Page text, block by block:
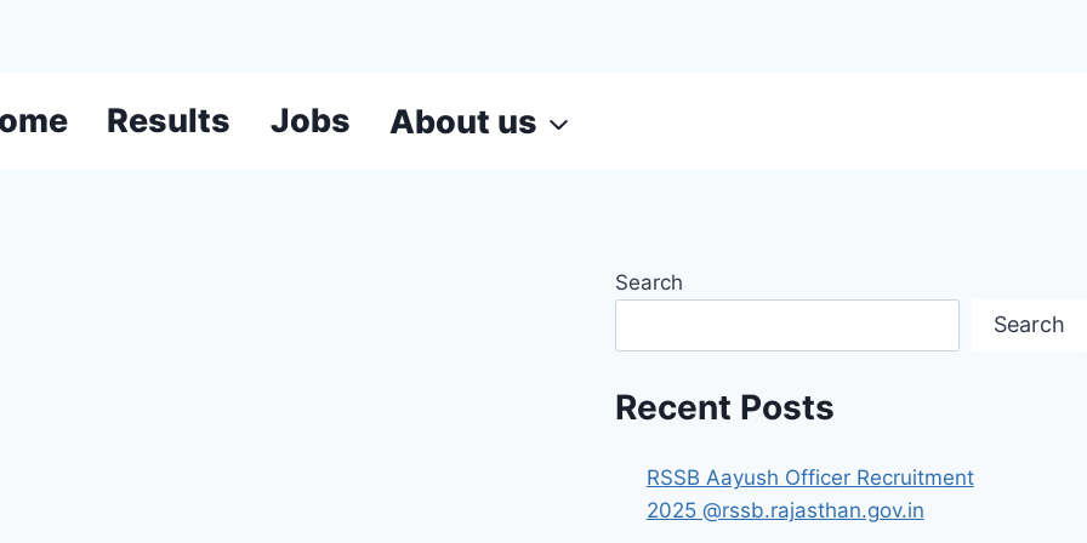
Results Jobs About us
Search
Search
Recent Posts
RSSB Aayush Officer Recruitment
2025 @rssb.rajasthan.gov.in